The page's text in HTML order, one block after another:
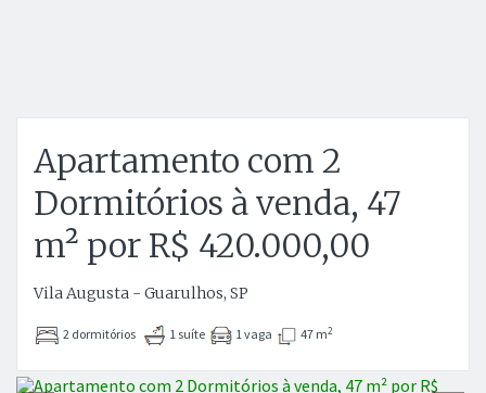
Apartamento com 2
Dormitórios à venda, 47
m² por R$ 420.000,00
Vila Augusta - Guarulhos, SP
2 dormitórios 1 suíte 1 vaga 47 m2
GRÁTIS